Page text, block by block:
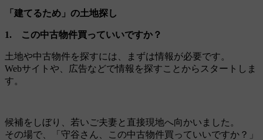
「建てるため」の土地探し
1. この中古物件買っていいですか？
土地や中古物件を探すには、まずは情報が必要です。
Webサイトや、広告などで情報を探すことからスタートしま
す。
候補をしぼり、若いご夫妻と直接現地へ向かいました。
その場で、「守谷さん、この中古物件買っていいですか？」